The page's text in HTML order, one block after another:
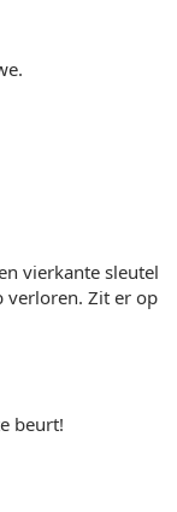
vierkante sleutel
verloren. Zit er op
beurt!